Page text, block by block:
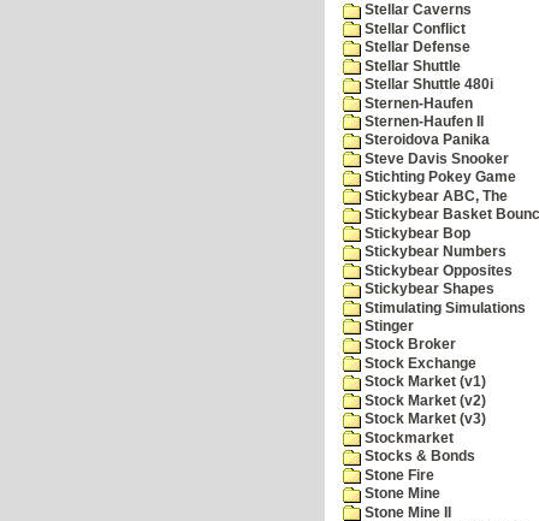
Stellar Caverns
Stellar Conflict
Stellar Defense
Stellar Shuttle
Stellar Shuttle 480i
Sternen-Haufen
Sternen-Haufen II
Steroidova Panika
Steve Davis Snooker
Stichting Pokey Game
Stickybear ABC, The
Stickybear Basket
Stickybear Bop
Stickybear Numbers
Stickybear Opposites
Stickybear Shapes
Stimulating Simulations
Stinger
Stock Broker
Stock Exchange
Stock Market (v1)
Stock Market (v2)
Stock Market (v3)
Stockmarket
Stocks & Bonds
Stone Fire
Stone Mine
Stone Mine II